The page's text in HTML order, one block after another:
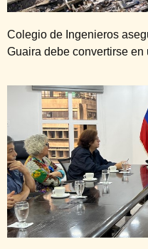
Colegio de Ingenieros
Guaira debe convertirse en